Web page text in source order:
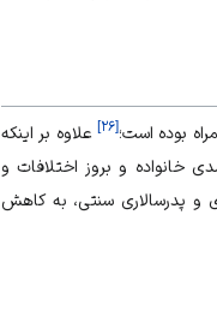
بوده است؛[۲۶] علاوه‏ بر اینکه
خانواده و بروز اختلافات و
و پدرسالاری سنتی، به کاهش